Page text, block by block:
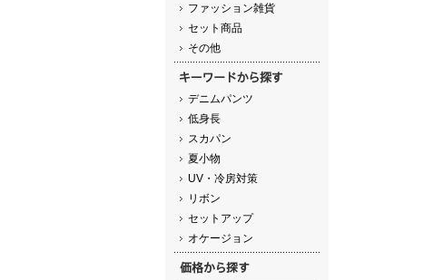
ファッション雑貨
セット商品
その他
デニムパンツ
低身長
スカパン
夏小物
UV・冷房対策
リボン
セットアップ
オケージョン